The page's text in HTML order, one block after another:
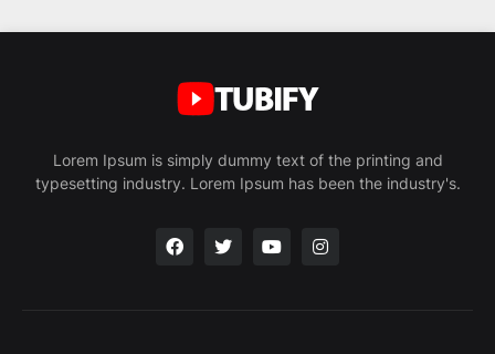
Lorem Ipsum is simply dummy text of the printing and
typesetting industry. Lorem Ipsum has been the industry's.